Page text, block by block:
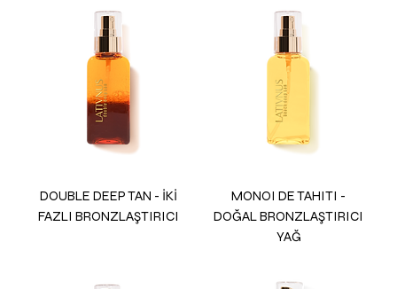
DOUBLE DEEP TAN - İKİ
FAZLI BRONZLAŞTIRICI
MONOI DE TAHITI -
DOĞAL BRONZLAŞTIRICI
YAĞ